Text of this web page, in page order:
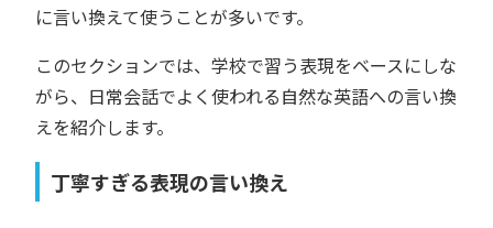
に言い換えて使うことが多いです。
このセクションでは、学校で習う表現をベースにしな
がら、日常会話でよく使われる自然な英語への言い換
えを紹介します。
丁寧すぎる表現の言い換え